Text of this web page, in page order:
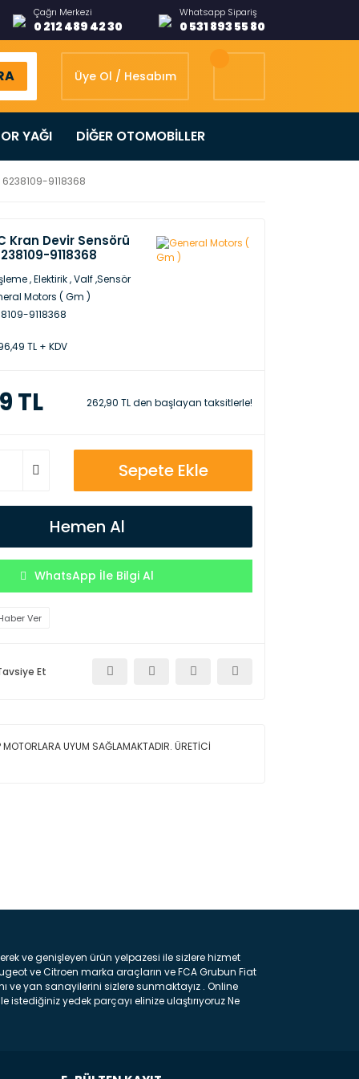
Çağrı Merkezi
0 212 489 42 30
Whatsapp Sipariş
0 531 893 55 80
Üye Ol / Hesabım
YAĞI DİĞER OTOMOBİLLER
9118368
Kran Devir Sensörü
9118368
, Elektirik , Valf ,Sensör
Motors ( Gm )
9118368
TL + KDV
TL 262,90 TL den başlayan taksitlerle!
Sepete Ekle
Hemen Al
WhatsApp İle Bilgi Al
Ver
Et
UYUM SAĞLAMAKTADIR. ÜRETİCİ
ve genişleyen ürün yelpazesi ile sizlere hizmet
ve Citroen marka araçların ve FCA Grubun Fiat
ve yan sanayilerini sizlere sunmaktayız . Online
yedek parçayı elinize ulaştırıyoruz Ne
olan kaporta aksam parçasıdır. Çamurluk :
ana elemanıdır . Hangi Araçlara Yedek Parça